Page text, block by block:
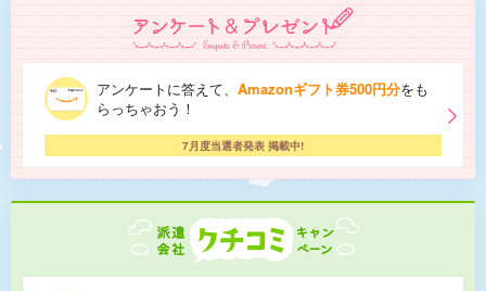
アンケートに答えて、 Amazonギフト券500円分をも
らっちゃおう！
7月度当選者発表 掲載中!